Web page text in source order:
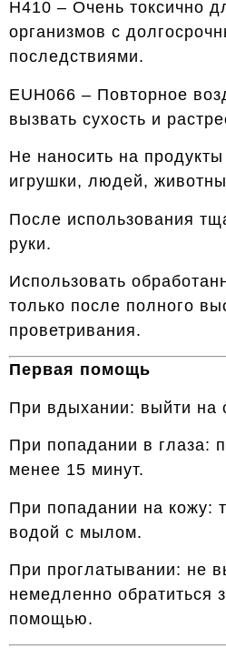
H410 – Очень токсично
организмов с
последствиями.
EUH066 – Повторное
вызвать сухость и
Не наносить на
игрушки, людей,
После использования
руки.
Использовать
только после полного
проветривания.
Первая помощь
При вдыхании: выйти на
При попадании в глаза:
менее 15 минут.
При попадании на кожу:
водой с мылом.
При проглатывании: не
немедленно обратиться
помощью.